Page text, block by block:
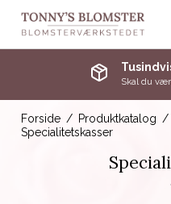
Skal du
Forside / Produktkatalog /
Specialitetskasser